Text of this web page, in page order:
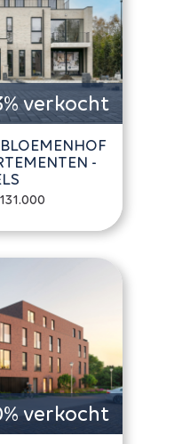
verkocht
-
verkocht